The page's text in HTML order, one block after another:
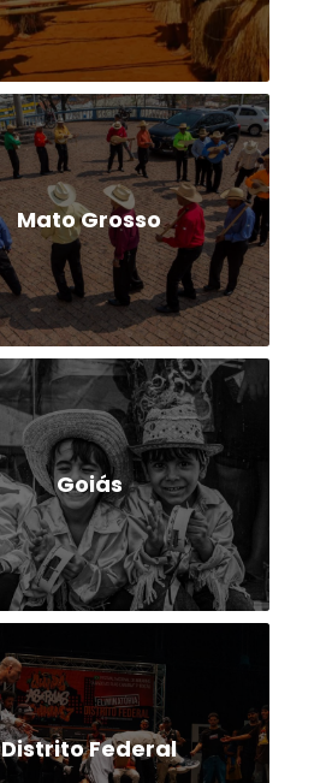
Mato Grosso
Goiás
Distrito Federal